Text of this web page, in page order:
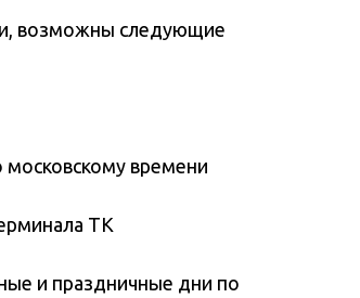
возможны следующие
времени
ТК
и праздничные дни по